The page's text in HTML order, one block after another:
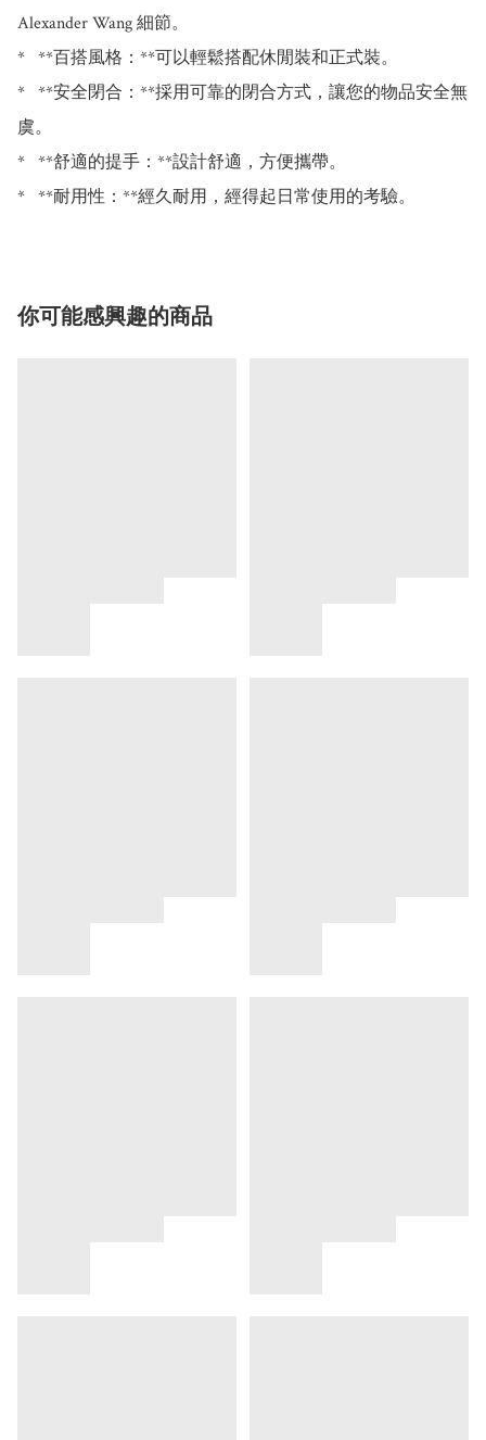
Alexander Wang 細節。
*   **百搭風格：**可以輕鬆搭配休閒裝和正式裝。
*   **安全閉合：**採用可靠的閉合方式，讓您的物品安全無
虞。
*   **舒適的提手：**設計舒適，方便攜帶。
你可能感興趣的商品